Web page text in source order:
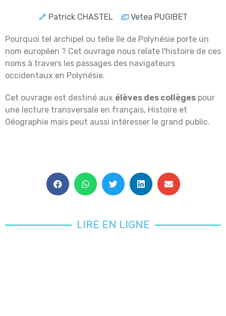
Patrick CHASTEL Vetea PUGIBET
Pourquoi tel archipel ou telle île de Polynésie porte un
nom européen ? Cet ouvrage nous relate l'histoire de ces
noms à travers les passages des navigateurs
occidentaux en Polynésie.
Cet ouvrage est destiné aux élèves des collèges pour
une lecture transversale en français, Histoire et
Géographie mais peut aussi intéresser le grand public.
LIRE EN LIGNE